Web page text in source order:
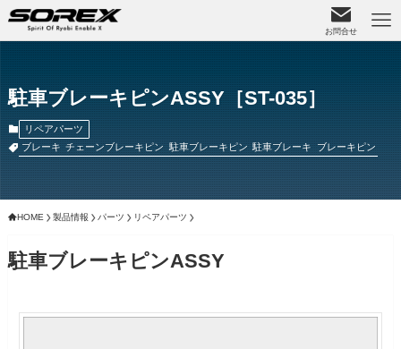
お問合せ
駐車ブレーキピンASSY［ST-035］
リペアパーツ
ブレーキ チェーンブレーキピン 駐車ブレーキピン 駐車ブレーキ ブレーキピン
HOME 製品情報 パーツ リペアパーツ
駐車ブレーキピンASSY